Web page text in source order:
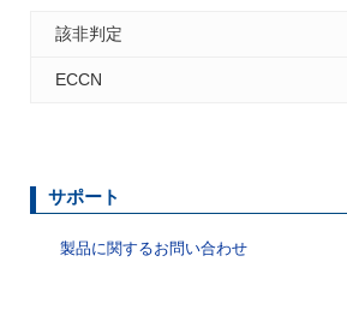
該非判定
ECCN
サポート
製品に関するお問い合わせ